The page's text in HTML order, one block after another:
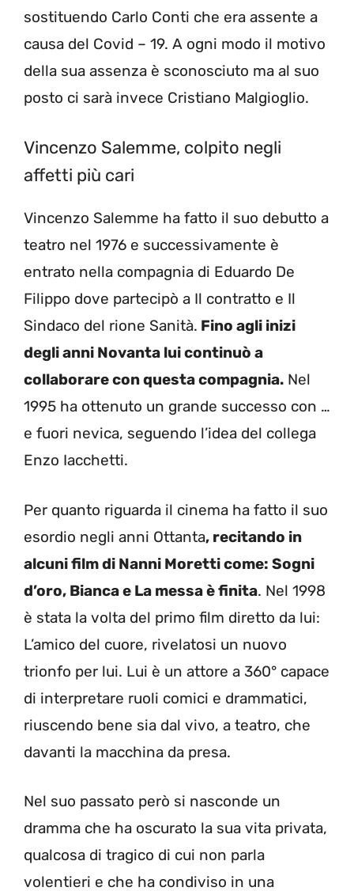
sostituendo Carlo Conti che era assente a
causa del Covid – 19. A ogni modo il motivo
della sua assenza è sconosciuto ma al suo
posto ci sarà invece Cristiano Malgioglio.
Vincenzo Salemme, colpito negli
affetti più cari
Vincenzo Salemme ha fatto il suo debutto a
teatro nel 1976 e successivamente è
entrato nella compagnia di Eduardo De
Filippo dove partecipò a Il contratto e Il
Sindaco del rione Sanità. Fino agli inizi
degli anni Novanta lui continuò a
collaborare con questa compagnia. Nel
1995 ha ottenuto un grande successo con …
e fuori nevica, seguendo l’idea del collega
Enzo Iacchetti.
Per quanto riguarda il cinema ha fatto il suo
esordio negli anni Ottanta, recitando in
alcuni film di Nanni Moretti come: Sogni
d’oro, Bianca e La messa è finita. Nel 1998
è stata la volta del primo film diretto da lui:
L’amico del cuore, rivelatosi un nuovo
trionfo per lui. Lui è un attore a 360° capace
di interpretare ruoli comici e drammatici,
riuscendo bene sia dal vivo, a teatro, che
davanti la macchina da presa.
Nel suo passato però si nasconde un
dramma che ha oscurato la sua vita privata,
qualcosa di tragico di cui non parla
volentieri e che ha condiviso in una